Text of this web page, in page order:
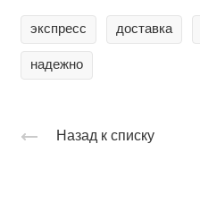
экспресс доставка
надежно
Назад к списку